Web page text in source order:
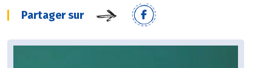
Partager sur